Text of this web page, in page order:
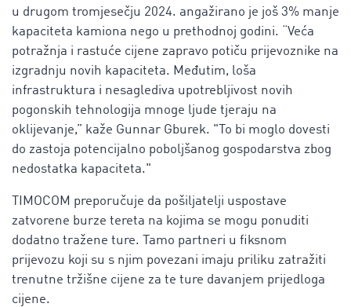
u drugom tromjesečju 2024. angažirano je još 3% manje
kapaciteta kamiona nego u prethodnoj godini. “Veća
potražnja i rastuće cijene zapravo potiču prijevoznike na
izgradnju novih kapaciteta. Međutim, loša
infrastruktura i nesaglediva upotrebljivost novih
pogonskih tehnologija mnoge ljude tjeraju na
oklijevanje,” kaže Gunnar Gburek. "To bi moglo dovesti
do zastoja potencijalno poboljšanog gospodarstva zbog
nedostatka kapaciteta."
TIMOCOM preporučuje da pošiljatelji uspostave
zatvorene burze tereta na kojima se mogu ponuditi
dodatno tražene ture. Tamo partneri u fiksnom
prijevozu koji su s njim povezani imaju priliku zatražiti
trenutne tržišne cijene za te ture davanjem prijedloga
cijene.